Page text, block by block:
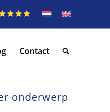
Contact
onderwerp